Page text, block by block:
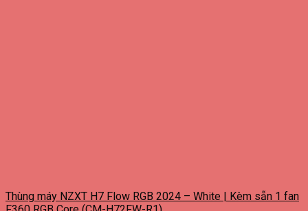
Thùng máy NZXT H7 Flow RGB 2024 – White | Kèm sẵn 1 fan